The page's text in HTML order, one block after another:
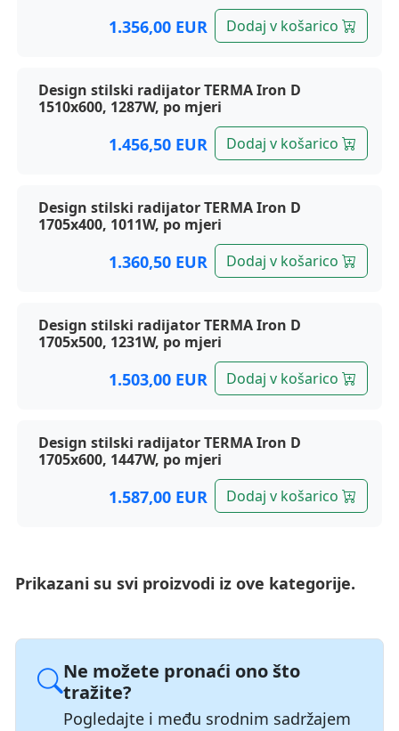
1.356,00 EUR Dodaj v košarico
Design stilski radijator TERMA Iron D
1510x600, 1287W, po mjeri
1.456,50 EUR Dodaj v košarico
Design stilski radijator TERMA Iron D
1705x400, 1011W, po mjeri
1.360,50 EUR Dodaj v košarico
Design stilski radijator TERMA Iron D
1705x500, 1231W, po mjeri
1.503,00 EUR Dodaj v košarico
Design stilski radijator TERMA Iron D
1705x600, 1447W, po mjeri
1.587,00 EUR Dodaj v košarico
Prikazani su svi proizvodi iz ove kategorije.
Ne možete pronaći ono što
tražite?
Pogledajte i među srodnim sadržajem